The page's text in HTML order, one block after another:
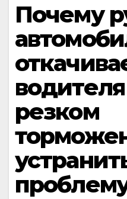
Почему
резком